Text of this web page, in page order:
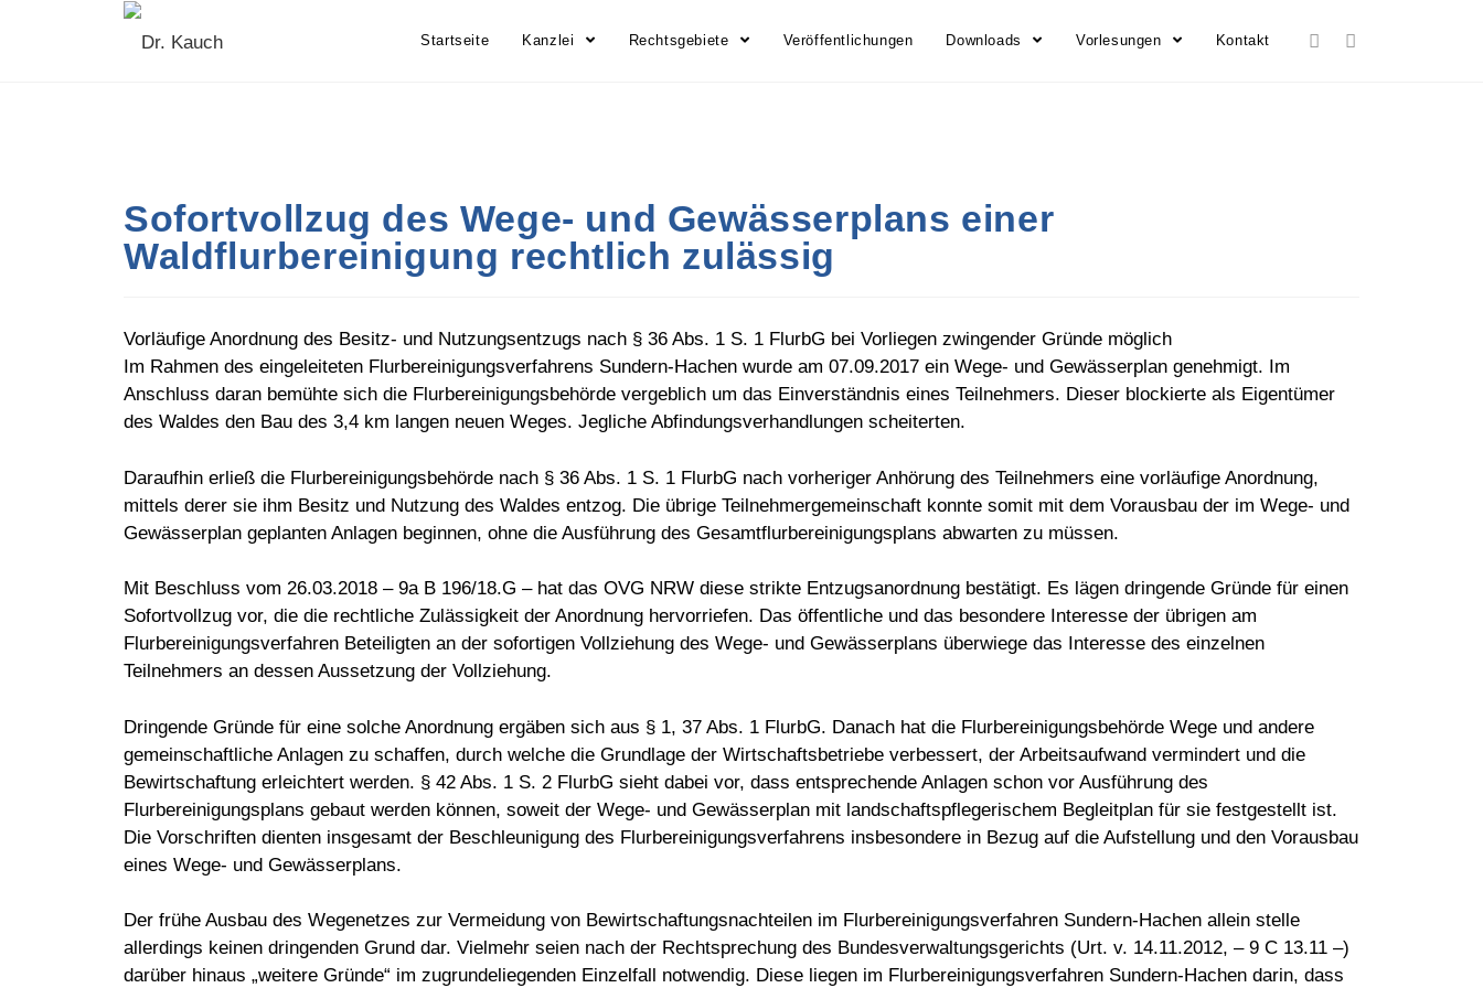
Startseite Kanzlei Rechtsgebiete Veröffentlichungen Downloads Vorlesungen Kontakt
Sofortvollzug des Wege- und Gewässerplans einer
Waldflurbereinigung rechtlich zulässig
Vorläufige Anordnung des Besitz- und Nutzungsentzugs nach § 36 Abs. 1 S. 1 FlurbG bei Vorliegen zwingender Gründe möglich
Im Rahmen des eingeleiteten Flurbereinigungsverfahrens Sundern-Hachen wurde am 07.09.2017 ein Wege- und Gewässerplan genehmigt. Im
Anschluss daran bemühte sich die Flurbereinigungsbehörde vergeblich um das Einverständnis eines Teilnehmers. Dieser blockierte als Eigentümer
des Waldes den Bau des 3,4 km langen neuen Weges. Jegliche Abfindungsverhandlungen scheiterten.
Daraufhin erließ die Flurbereinigungsbehörde nach § 36 Abs. 1 S. 1 FlurbG nach vorheriger Anhörung des Teilnehmers eine vorläufige Anordnung,
mittels derer sie ihm Besitz und Nutzung des Waldes entzog. Die übrige Teilnehmergemeinschaft konnte somit mit dem Vorausbau der im Wege- und
Gewässerplan geplanten Anlagen beginnen, ohne die Ausführung des Gesamtflurbereinigungsplans abwarten zu müssen.
Mit Beschluss vom 26.03.2018 – 9a B 196/18.G – hat das OVG NRW diese strikte Entzugsanordnung bestätigt. Es lägen dringende Gründe für einen
Sofortvollzug vor, die die rechtliche Zulässigkeit der Anordnung hervorriefen. Das öffentliche und das besondere Interesse der übrigen am
Flurbereinigungsverfahren Beteiligten an der sofortigen Vollziehung des Wege- und Gewässerplans überwiege das Interesse des einzelnen
Teilnehmers an dessen Aussetzung der Vollziehung.
Dringende Gründe für eine solche Anordnung ergäben sich aus § 1, 37 Abs. 1 FlurbG. Danach hat die Flurbereinigungsbehörde Wege und andere
gemeinschaftliche Anlagen zu schaffen, durch welche die Grundlage der Wirtschaftsbetriebe verbessert, der Arbeitsaufwand vermindert und die
Bewirtschaftung erleichtert werden. § 42 Abs. 1 S. 2 FlurbG sieht dabei vor, dass entsprechende Anlagen schon vor Ausführung des
Flurbereinigungsplans gebaut werden können, soweit der Wege- und Gewässerplan mit landschaftspflegerischem Begleitplan für sie festgestellt ist.
Die Vorschriften dienten insgesamt der Beschleunigung des Flurbereinigungsverfahrens insbesondere in Bezug auf die Aufstellung und den Vorausbau
eines Wege- und Gewässerplans.
Der frühe Ausbau des Wegenetzes zur Vermeidung von Bewirtschaftungsnachteilen im Flurbereinigungsverfahren Sundern-Hachen allein stelle
allerdings keinen dringenden Grund dar. Vielmehr seien nach der Rechtsprechung des Bundesverwaltungsgerichts (Urt. v. 14.11.2012, – 9 C 13.11 –)
darüber hinaus „weitere Gründe“ im zugrundeliegenden Einzelfall notwendig. Diese liegen im Flurbereinigungsverfahren Sundern-Hachen darin, dass